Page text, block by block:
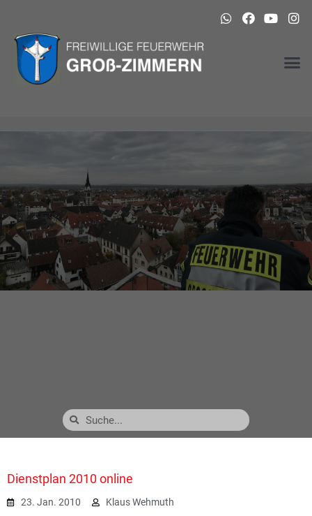
Dienstplan 2010 online
23. Jan. 2010 Klaus Wehmuth